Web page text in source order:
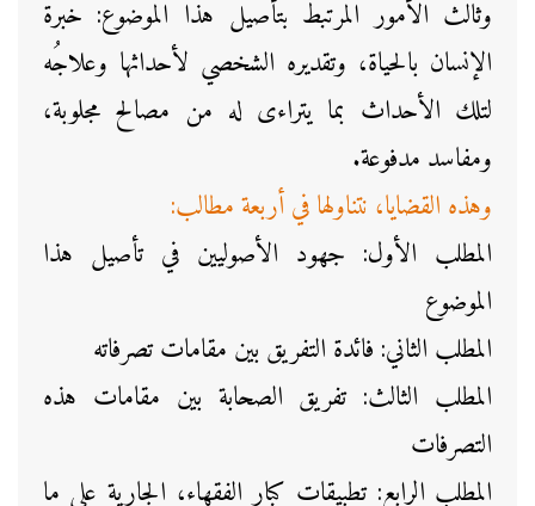
وثالث الأمور المرتبط بتأصيل هذا الموضوع: خبرة
الإنسان بالحياة، وتقديره الشخصي لأحداثها وعلاجُه
لتلك الأحداث بما يتراءى له من مصالح مجلوبة،
ومفاسد مدفوعة.
وهذه القضايا، نتناولها في أربعة مطالب:
المطلب الأول: جهود الأصوليين في تأصيل هذا
الموضوع
المطلب الثاني: فائدة التفريق بين مقامات تصرفاته
المطلب الثالث: تفريق الصحابة بين مقامات هذه
التصرفات
المطلب الرابع: تطبيقات كبار الفقهاء، الجارية على ما